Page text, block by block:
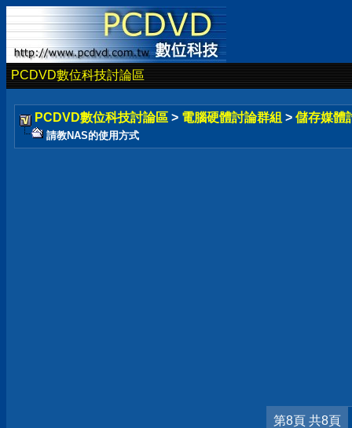
PCDVD數位科技討論區
PCDVD數位科技討論區 > 電腦硬體討論群組 > 儲存媒體
請教NAS的使用方式
第8頁 共8頁